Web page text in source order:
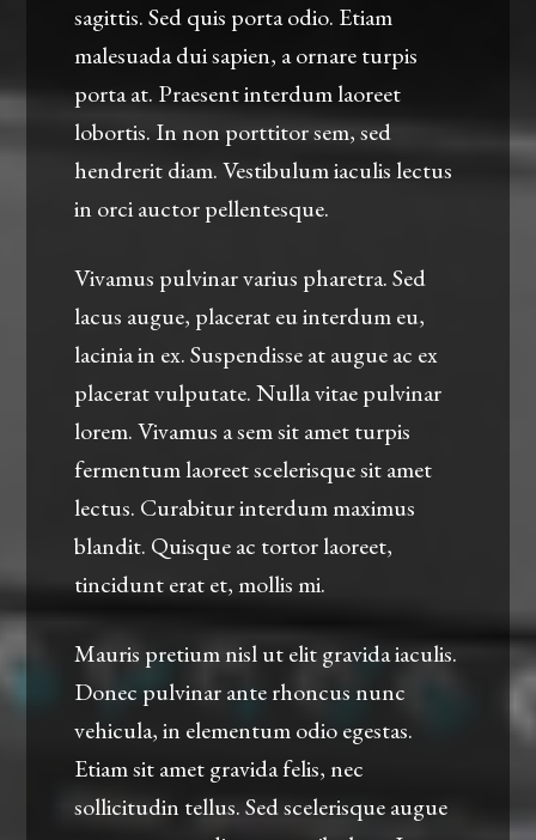
sagittis. Sed quis porta odio. Etiam
malesuada dui sapien, a ornare turpis
porta at. Praesent interdum laoreet
lobortis. In non porttitor sem, sed
hendrerit diam. Vestibulum iaculis lectus
in orci auctor pellentesque.
Vivamus pulvinar varius pharetra. Sed
lacus augue, placerat eu interdum eu,
lacinia in ex. Suspendisse at augue ac ex
placerat vulputate. Nulla vitae pulvinar
lorem. Vivamus a sem sit amet turpis
fermentum laoreet scelerisque sit amet
lectus. Curabitur interdum maximus
blandit. Quisque ac tortor laoreet,
tincidunt erat et, mollis mi.
Mauris pretium nisl ut elit gravida iaculis.
Donec pulvinar ante rhoncus nunc
vehicula, in elementum odio egestas.
Etiam sit amet gravida felis, nec
sollicitudin tellus. Sed scelerisque augue